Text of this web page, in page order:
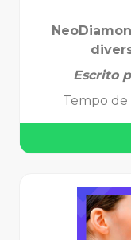
Escrito
Tempo de